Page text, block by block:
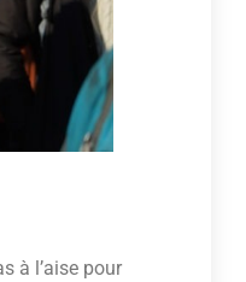
à l’aise pour